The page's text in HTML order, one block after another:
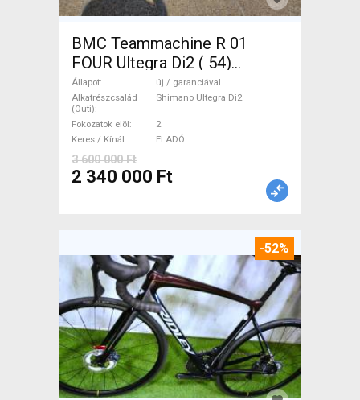
BMC Teammachine R 01
FOUR Ultegra Di2 ( 54)
Országúti Shimano Ultegra
Di2 tárcsafék új / garanciával
ELADÓ
Állapot
új / garanciával
Alkatrészcsalád
(Outi)
Shimano Ultegra Di2
Fokozatok elöl
2
Keres / Kínál
ELADÓ
3 600 000 Ft
2 340 000 Ft
-52%